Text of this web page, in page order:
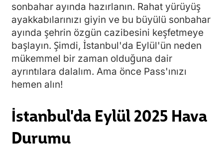
sonbahar ayında hazırlanın. Rahat yürüyüş
ayakkabılarınızı giyin ve bu büyülü sonbahar
ayında şehrin özgün cazibesini keşfetmeye
başlayın. Şimdi, İstanbul'da Eylül'ün neden
mükemmel bir zaman olduğuna dair
ayrıntılara dalalım. Ama önce Pass'ınızı
hemen alın!
İstanbul'da Eylül 2025 Hava
Durumu